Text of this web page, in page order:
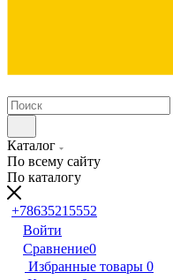
Каталог
По всему сайту
По каталогу
+78635215552
Войти
Сравнение0
Избранные товары 0